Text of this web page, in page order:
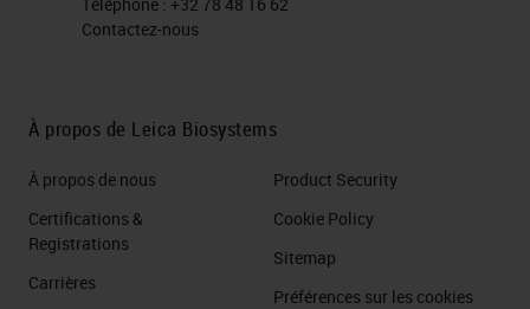
Contactez-nous
À propos de Leica Biosystems
À propos de nous
Certifications &
Registrations
Carrières
Product Security
Cookie Policy
Sitemap
Préférences sur les cookies